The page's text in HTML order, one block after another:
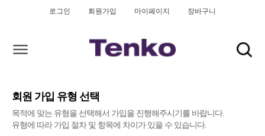
로그인 회원가입 마이페이지 장바구니
회원 가입 유형 선택
목적에 맞는 유형을 선택해서 가입을 진행해주시기를 바랍니다.
유형에 따라 가입 절차 및 항목에 차이가 있을 수 있습니다.